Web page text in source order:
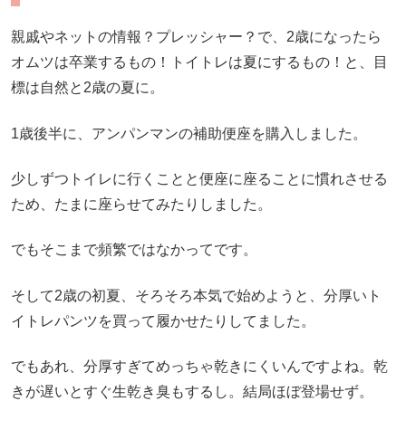
親戚やネットの情報？プレッシャー？で、2歳になったら
オムツは卒業するもの！トイトレは夏にするもの！と、目
標は自然と2歳の夏に。
1歳後半に、アンパンマンの補助便座を購入しました。
少しずつトイレに行くことと便座に座ることに慣れさせる
ため、たまに座らせてみたりしました。
でもそこまで頻繁ではなかってです。
そして2歳の初夏、そろそろ本気で始めようと、分厚いト
イトレパンツを買って履かせたりしてました。
でもあれ、分厚すぎてめっちゃ乾きにくいんですよね。乾
きが遅いとすぐ生乾き臭もするし。結局ほぼ登場せず。